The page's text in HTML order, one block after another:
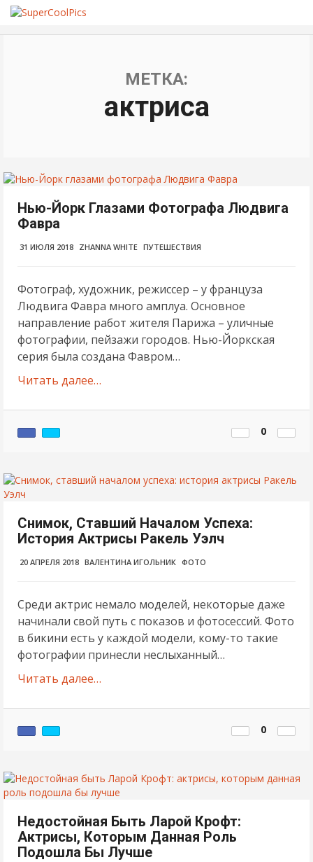
МЕТКА:
актриса
Нью-Йорк Глазами Фотографа Людвига
Фавра
31 ИЮЛЯ 2018 ZHANNA WHITE ПУТЕШЕСТВИЯ
Фотограф, художник, режиссер – у француза
Людвига Фавра много амплуа. Основное
направление работ жителя Парижа – уличные
фотографии, пейзажи городов. Нью-Йоркская
серия была создана Фавром…
Читать далее…
0
Снимок, Ставший Началом Успеха:
История Актрисы Ракель Уэлч
20 АПРЕЛЯ 2018 ВАЛЕНТИНА ИГОЛЬНИК ФОТО
Среди актрис немало моделей, некоторые даже
начинали свой путь с показов и фотосессий. Фото
в бикини есть у каждой модели, кому-то такие
фотографии принесли неслыханный…
Читать далее…
0
Недостойная Быть Ларой Крофт:
Актрисы, Которым Данная Роль
Подошла Бы Лучше